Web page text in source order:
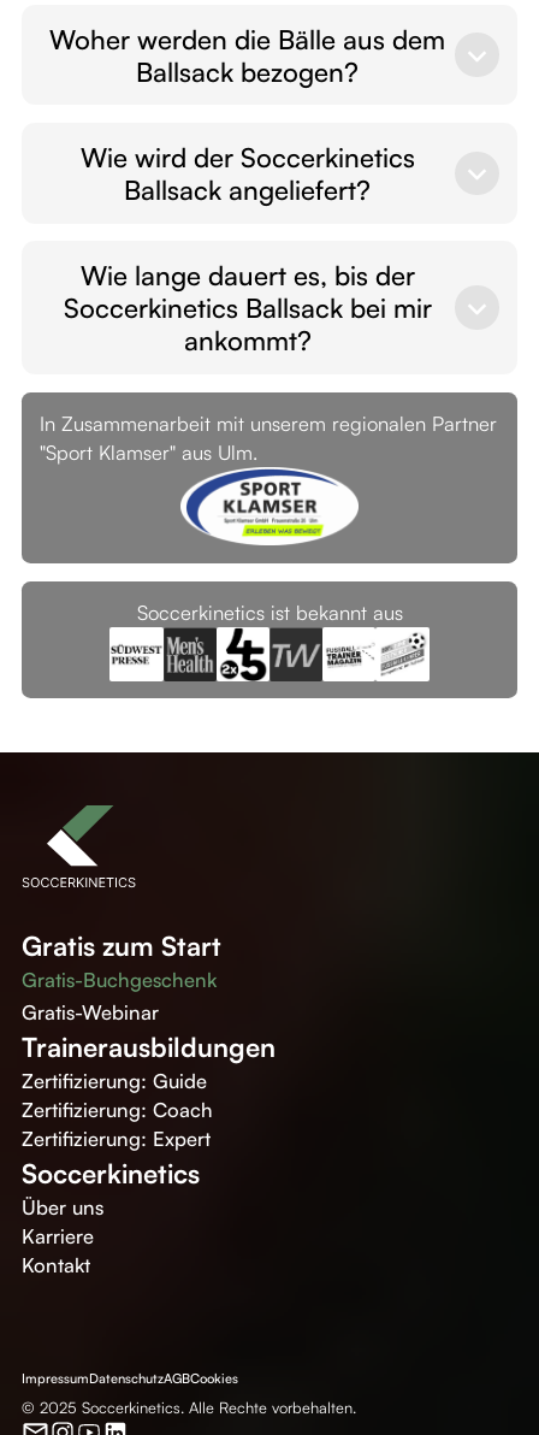
gefallen,erstattenwir Dir innerhalb der
ersten 60 Tage den gesamten Kaufpreis
Woher werden die Bälle aus dem
Ballsack bezogen?
Partner "Sport Klamser" in Ulm zusammen.
Uns sind Werte wieRegionalität und Qualität
sehr wichtig.
Wie wird der Soccerkinetics
Ballsack angeliefert?
unsererspeziell designten Verpackung
versandkostenfreidirekt zu dir nach Hause.
Wie lange dauert es, bis der
Soccerkinetics Ballsack bei mir
ankommt?
Im Regelfall ist der Soccerkinetics Ballsack in
3-6 Werktagennach Bestellungseingang bei
dir.
In Zusammenarbeit mit unserem regionalen Partner
"Sport Klamser" aus Ulm.
Soccerkinetics ist bekannt aus
Gratis zum Start
Gratis-Buchgeschenk
Gratis-Webinar
Trainerausbildungen
Zertifizierung: Guide
Zertifizierung: Coach
Zertifizierung: Expert
Soccerkinetics
Über uns
Karriere
Kontakt
ImpressumDatenschutzAGBCookies
© 2025 Soccerkinetics. Alle Rechte vorbehalten.